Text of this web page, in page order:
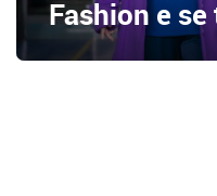
Fashion e